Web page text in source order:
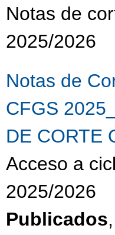
Notas de
2025/2026
Notas de
CFGS
DE CORTE
Acceso a
2025/2026
Publicados